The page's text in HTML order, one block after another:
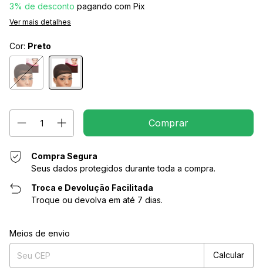
3% de desconto pagando com Pix
Ver mais detalhes
Cor: Preto
Compra Segura
Seus dados protegidos durante toda a compra.
Troca e Devolução Facilitada
Troque ou devolva em até 7 dias.
Entregas para o CEP:
Meios de envio
Calcular